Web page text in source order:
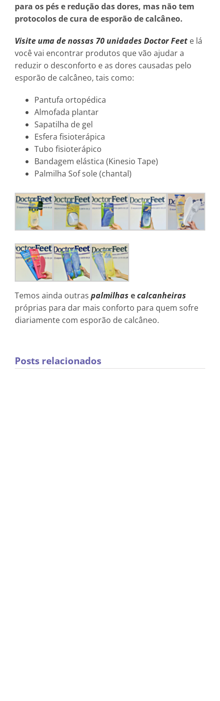
para os pés e redução das dores, mas não tem
protocolos de cura de esporão de calcâneo.
Visite uma de nossas 70 unidades Doctor Feet e lá
você vai encontrar produtos que vão ajudar a
reduzir o desconforto e as dores causadas pelo
esporão de calcâneo, tais como:
Pantufa ortopédica
Almofada plantar
Sapatilha de gel
Esfera fisioterápica
Tubo fisioterápico
Bandagem elástica (Kinesio Tape)
Palmilha Sof sole (chantal)
Temos ainda outras palmilhas ecalcanheiras
próprias para dar mais conforto para quem sofre
diariamente com esporão de calcâneo.